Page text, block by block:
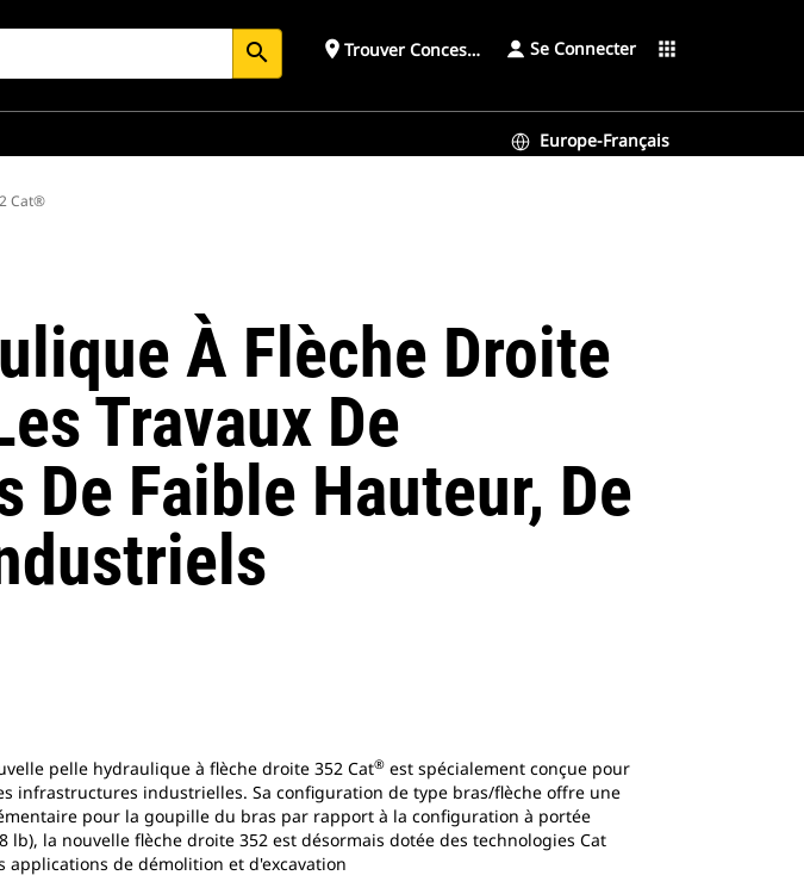
search place Trouver ConcessionnaireSe Connecter apps
Europe-Français
Cat®
À Flèche Droite
Travaux De
Faible Hauteur, De
pelle hydraulique à flèche droite 352 Cat® est spécialement conçue pour
infrastructures industrielles. Sa configuration de type bras/flèche offre une
pour la goupille du bras par rapport à la configuration à portée
la nouvelle flèche droite 352 est désormais dotée des technologies Cat
de démolition et d'excavation